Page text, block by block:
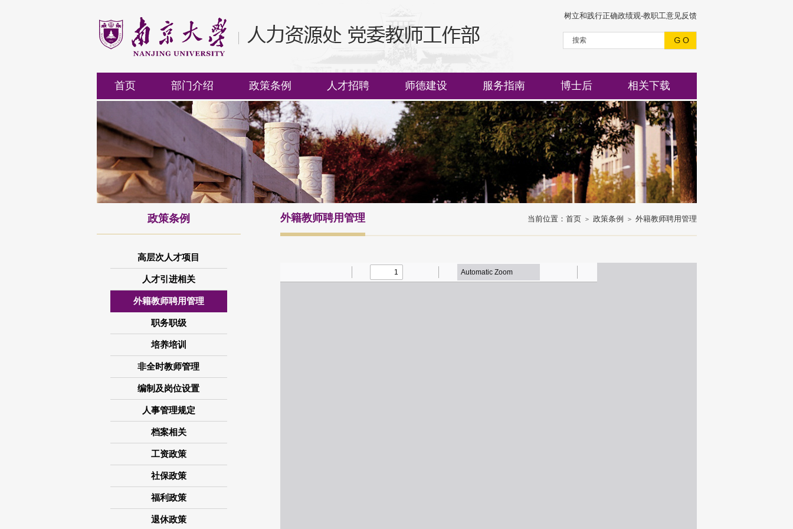
树立和践行正确政绩观-教职工意见反馈
首页 部门介绍 政策条例 人才招聘 师德建设 服务指南 博士后 相关下载
政策条例
高层次人才项目
人才引进相关
外籍教师聘用管理
职务职级
培养培训
非全时教师管理
编制及岗位设置
人事管理规定
档案相关
工资政策
社保政策
福利政策
退休政策
外籍教师聘用管理 当前位置： 首页 政策条例 外籍教师聘用管理